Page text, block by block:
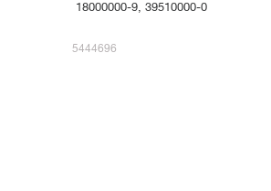
18000000-9, 39510000-0
5444696